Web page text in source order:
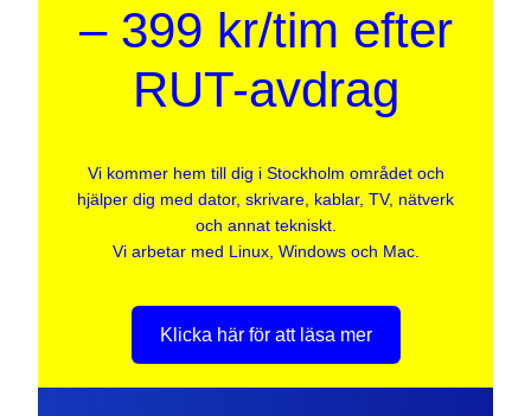
– 399 kr/tim efter
RUT-avdrag
Vi kommer hem till dig i Stockholm området och
hjälper dig med dator, skrivare, kablar, TV, nätverk
och annat tekniskt.
Vi arbetar med Linux, Windows och Mac.
Klicka här för att läsa mer